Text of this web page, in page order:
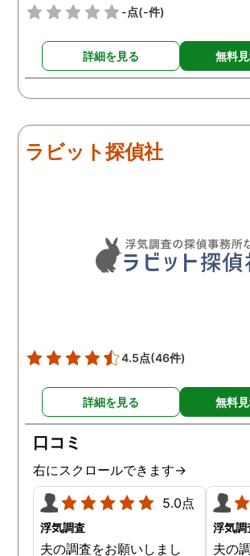
した気がするので、少しず
合いをしていきたいと思い
ます。
で揉
表に
が、
条件
を言
-点(-件)
詳細を見る 無料
ラビット探偵社
4.5点(46件)
詳細を見る 無料
口コミ
右にスクロールできます→
5.0点
浮気調査
夫の調査をお願いしまし
浮気調
夫の